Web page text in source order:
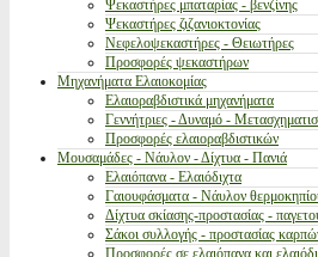
Ψεκαστήρες μπαταρίας - βενζίνης
Ψεκαστήρες ζιζανιοκτονίας
Νεφελοψεκαστήρες - Θειωτήρες
Προσφορές ψεκαστήρων
Μηχανήματα Ελαιοκομίας
Ελαιοραβδιστικά μηχανήματα
Γεννήτριες - Δυναμό -
Προσφορές ελαιοραβδιστικών
Μουσαμάδες - Νάυλον - Δίχτυα - Πανιά
Ελαιόπανα - Ελαιόδιχτα
Γαιουφάσματα - Νάυλον
Δίχτυα σκίασης-προστασίας -
Σάκοι συλλογής - προστασίας
Προσφορές σε ελαιόπανα και